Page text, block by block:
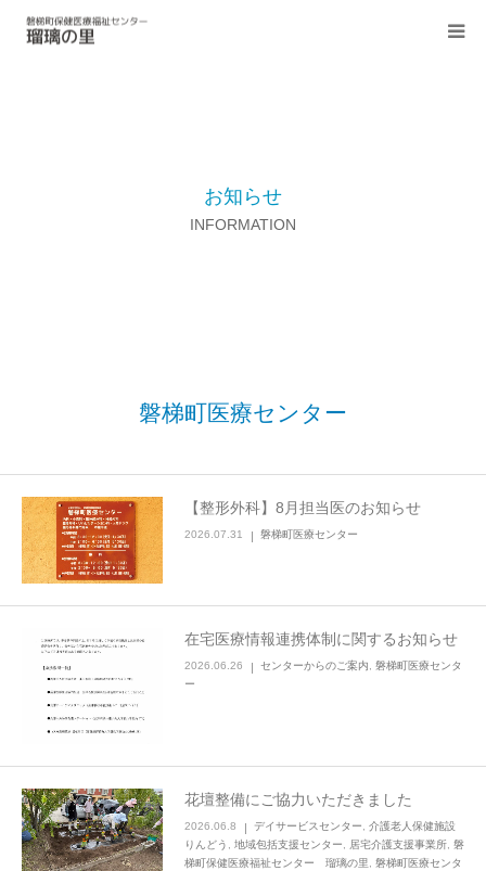
お知らせ
INFORMATION
磐梯町医療センター
【整形外科】8月担当医のお知らせ
2026.07.31 磐梯町医療センター
在宅医療情報連携体制に関するお知らせ
2026.06.26 センターからのご案内
磐梯町医療センタ
ー
花壇整備にご協力いただきました
2026.06.8 デイサービスセンター
介護老人保健施設
りんどう
地域包括支援センター 居宅介護支援事業所 磐
梯町保健医療福祉センター 瑠璃の里
磐梯町医療センタ
デイサービスセンター